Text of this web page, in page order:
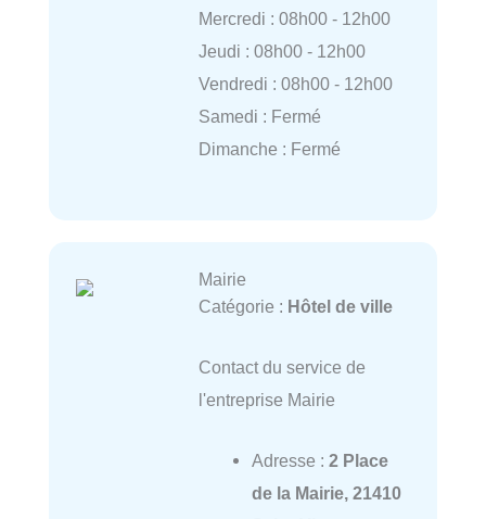
Mercredi : 08h00 - 12h00
Jeudi : 08h00 - 12h00
Vendredi : 08h00 - 12h00
Samedi : Fermé
Dimanche : Fermé
Mairie
Catégorie : Hôtel de ville
Contact du service de
l'entreprise Mairie
Adresse : 2 Place
de la Mairie, 21410